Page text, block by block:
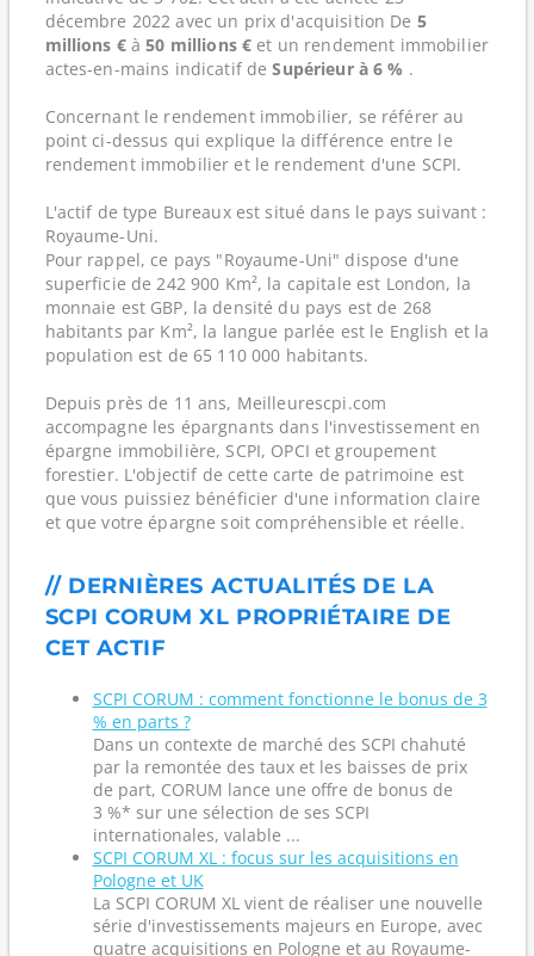
décembre 2022 avec un prix d'acquisition De 5
millions €à50 millions € et un rendement immobilier
actes-en-mains indicatif deSupérieur à 6 % .
Concernant le rendement immobilier, se référer au
point ci-dessus qui explique la différence entre le
rendement immobilier et le rendement d'une SCPI.
L'actif de type Bureaux est situé dans le pays suivant :
Royaume-Uni.
Pour rappel, ce pays "Royaume-Uni" dispose d'une
superficie de 242 900 Km², la capitale est London, la
monnaie est GBP, la densité du pays est de 268
habitants par Km², la langue parlée est le English et la
population est de 65 110 000 habitants.
Depuis près de 11 ans, Meilleurescpi.com
accompagne les épargnants dans l'investissement en
épargne immobilière, SCPI, OPCI et groupement
forestier. L'objectif de cette carte de patrimoine est
que vous puissiez bénéficier d'une information claire
et que votre épargne soit compréhensible et réelle.
// DERNIÈRES ACTUALITÉS DE LA
SCPI CORUM XL PROPRIÉTAIRE DE
CET ACTIF
SCPI CORUM : comment fonctionne le bonus de 3
% en parts ?
Dans un contexte de marché des SCPI chahuté
par la remontée des taux et les baisses de prix
de part, CORUM lance une offre de bonus de
3 %* sur une sélection de ses SCPI
internationales, valable ...
SCPI CORUM XL : focus sur les acquisitions en
Pologne et UK
La SCPI CORUM XL vient de réaliser une nouvelle
série d'investissements majeurs en Europe, avec
quatre acquisitions en Pologne et au Royaume-